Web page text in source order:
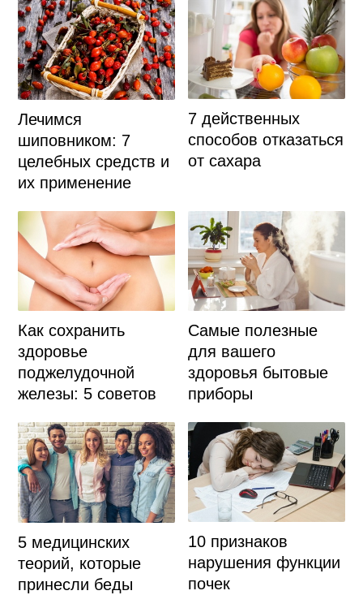
Лечимся
шиповником: 7
целебных средств и
их применение
7 действенных
способов отказаться
от сахара
Как сохранить
здоровье
поджелудочной
железы: 5 советов
Самые полезные
для вашего
здоровья бытовые
приборы
5 медицинских
теорий, которые
принесли беды
10 признаков
нарушения функции
почек